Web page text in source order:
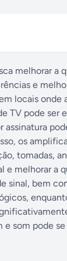
melhorar a
e
locais onde
TV pode ser
os
tomadas,
melhorar a
sinal, bem
som pode